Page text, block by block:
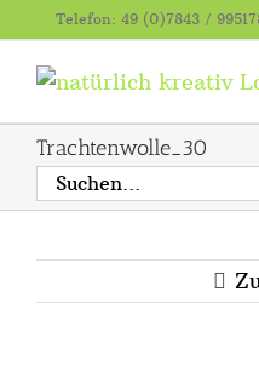
Inhalt
springen
Telefon: 49 (0)7843 /
Trachtenwolle_30
Suche
nach: